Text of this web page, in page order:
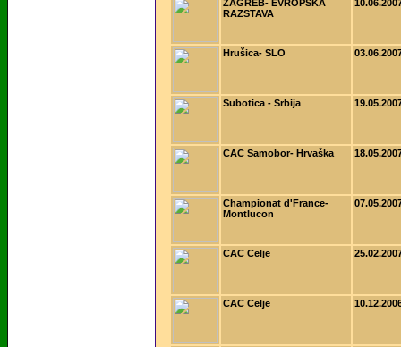
ZAGREB- EVROPSKA
RAZSTAVA
Hrušica- SLO
Subotica - Srbija
CAC Samobor- Hrvaška
Championat d'France-
Montlucon
CAC Celje
CAC Celje